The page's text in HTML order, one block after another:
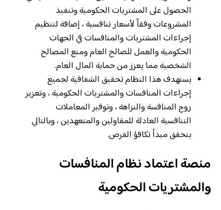
الحصول على المشتريات الحكومية وتنفيذ
المشروعات وفقاً لأسعار تنافسية ، إضافة لتنظيم
إجراءات المشتريات والمنافسات في الجهات
الحكومية والعمل للصالح العام ومنع المصالح
الشخصية مما يعزز من حماية المال العام.
يستهدف هذا النظام تحقيق الشفافية لجميع
إجراءات المنافسات والمشتريات الحكومية ، وتعزيز
روح المنافسة والنزاهة ، وتوفير المعاملات
التنافسية العادلة للمقاولين والمتعهدين ، وبالتالي
يتحقق مبدأ تكافؤ الفرص.
منصة اعتماد نظام المنافسات
والمشتريات الحكومية